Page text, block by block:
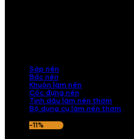
Sáp nến
Bấc nến
Khuôn làm nến
Cốc đựng nến
Tinh dầu làm nến thơm
Bộ dụng cụ làm nến thơm
-11%